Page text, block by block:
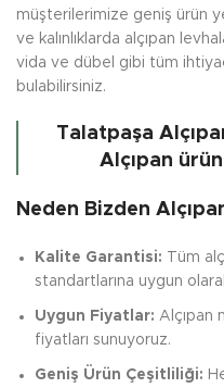
müşterilerimize geniş ürün
ve kalınlıklarda alçıpan
vida ve dübel gibi tüm
bulabilirsiniz.
Talatpaşa
Alçıpan
Neden Bizden
Kalite Garantisi: Tüm
standartlarına uygun
Uygun Fiyatlar: Alçıpan
fiyatları sunuyoruz.
Geniş Ürün Çeşitliliği: